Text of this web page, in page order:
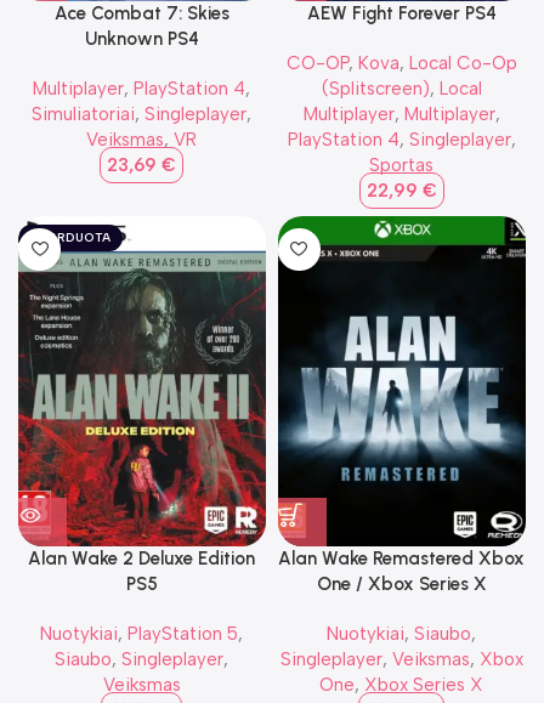
Ace Combat 7: Skies
Unknown PS4
Multiplayer,PlayStation 4,
Simuliatoriai,Singleplayer,
Veiksmas,VR
23,69€
AEW Fight Forever PS4
CO-OP, Kova, Local Co-Op
(Splitscreen), Local
Multiplayer, Multiplayer,
PlayStation 4, Singleplayer,
Sportas
22,99 €
IŠPARDUOTA
Alan Wake 2 Deluxe Edition
PS5
Nuotykiai,PlayStation 5,
Siaubo,Singleplayer,
Veiksmas
Alan Wake Remastered Xbox
One / Xbox Series X
Nuotykiai,Siaubo,
Singleplayer, Veiksmas, Xbox
One, Xbox Series X